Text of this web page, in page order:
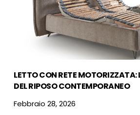
LETTO CON RETE MOTORIZZATA:
DEL RIPOSO CONTEMPORANEO
Febbraio 28, 2026